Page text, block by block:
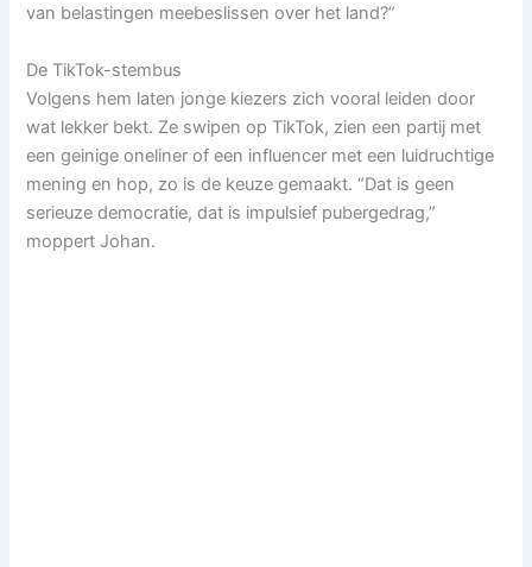
van belastingen meebeslissen over het land?”
De TikTok-stembus
Volgens hem laten jonge kiezers zich vooral leiden door
wat lekker bekt. Ze swipen op TikTok, zien een partij met
een geinige oneliner of een influencer met een luidruchtige
mening en hop, zo is de keuze gemaakt. “Dat is geen
serieuze democratie, dat is impulsief pubergedrag,”
moppert Johan.